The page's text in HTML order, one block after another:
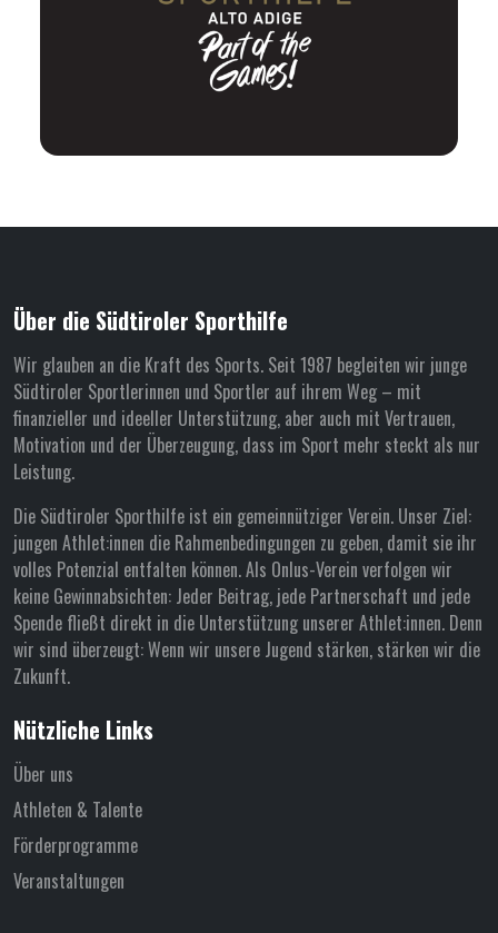
Über die Südtiroler Sporthilfe
Wir glauben an die Kraft des Sports. Seit 1987 begleiten wir junge
Südtiroler Sportlerinnen und Sportler auf ihrem Weg – mit
finanzieller und ideeller Unterstützung, aber auch mit Vertrauen,
Motivation und der Überzeugung, dass im Sport mehr steckt als nur
Leistung.
Die Südtiroler Sporthilfe ist ein gemeinnütziger Verein. Unser Ziel:
jungen Athlet:innen die Rahmenbedingungen zu geben, damit sie ihr
volles Potenzial entfalten können. Als Onlus-Verein verfolgen wir
keine Gewinnabsichten: Jeder Beitrag, jede Partnerschaft und jede
Spende fließt direkt in die Unterstützung unserer Athlet:innen. Denn
wir sind überzeugt: Wenn wir unsere Jugend stärken, stärken wir die
Zukunft.
Nützliche Links
Über uns
Athleten & Talente
Förderprogramme
Veranstaltungen